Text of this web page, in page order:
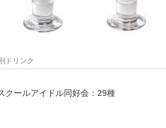
ドリンク
クールアイドル同好会：29種